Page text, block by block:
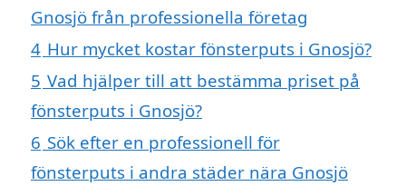
Gnosjö från professionella företag
4 Hur mycket kostar fönsterputs i Gnosjö?
5 Vad hjälper till att bestämma priset på
fönsterputs i Gnosjö?
6 Sök efter en professionell för
fönsterputs i andra städer nära Gnosjö